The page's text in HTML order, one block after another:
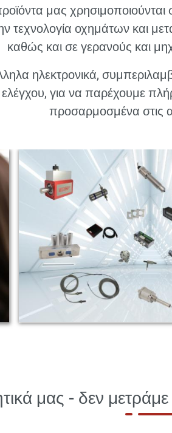
μας
τεχνολογία οχημάτων και
καθώς και σε γερανούς και
ηλεκτρονικά,
για να παρέχουμε
προσαρμοσμένα στις
μας - δεν